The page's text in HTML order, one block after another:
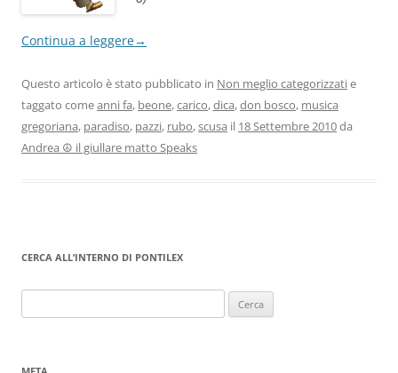
Continua a leggere→
Questo articolo è stato pubblicato in Non meglio categorizzatie
taggato comeanni fa, beone,carico,dica,don bosco, musica
gregoriana, paradiso, pazzi, rubo,scusa il 18 Settembre 2010da
Andrea ☮ il giullare matto Speaks
CERCA ALL’INTERNO DI PONTILEX
per: